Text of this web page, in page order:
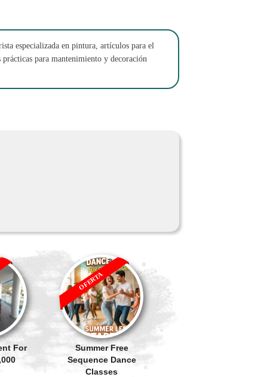
especializada en pintura, artículos para el
para mantenimiento y decoración
For
Summer Free
Sequence Dance
Classes
OFERTA